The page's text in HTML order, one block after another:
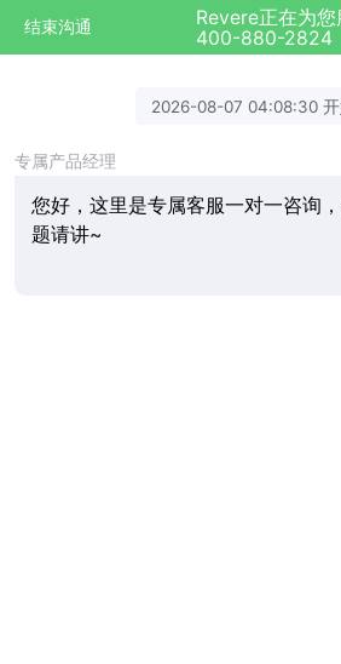
结束沟通
Revere正在为您
400-880-2824
2026-08-07 04:08:30 开
专属产品经理
您好，这里是专属客服一对一咨询
题请讲~